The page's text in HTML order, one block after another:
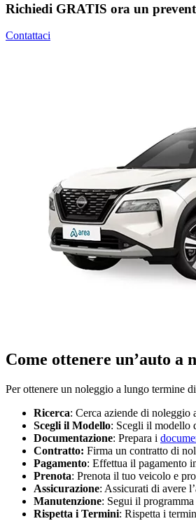
Richiedi GRATIS ora un
Contattaci
Come ottenere un’auto a
Per ottenere un noleggio a lungo termine
Ricerca: Cerca aziende di noleggio
Scegli il Modello: Scegli il modello
Documentazione: Prepara i
Contratto: Firma un contratto di
Pagamento: Effettua il pagamento
Prenota: Prenota il tuo veicolo e
Assicurazione: Assicurati di avere
Manutenzione: Segui il
Rispetta i Termini: Rispetta i